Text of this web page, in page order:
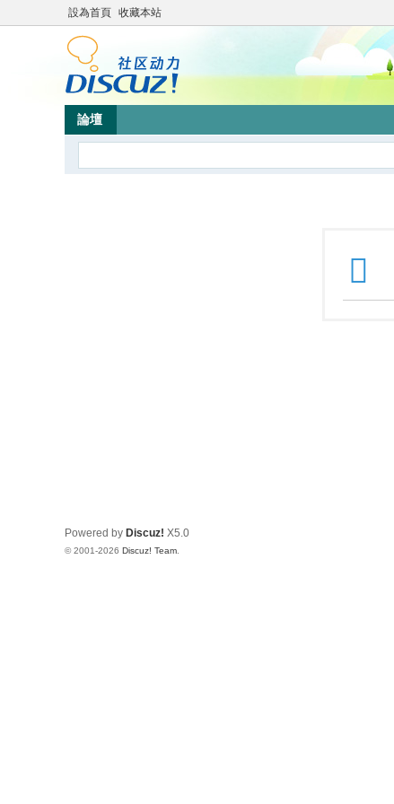
設為首頁 收藏本站
論壇
Powered by Discuz! X5.0
© 2001-2026 Discuz! Team